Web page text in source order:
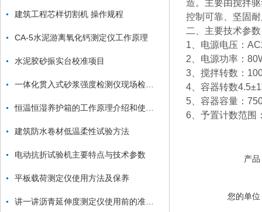
建筑工程芯样切割机 操作规程
CA-5水泥游离氧化钙测定仪工作原理
水泥胶砂振实台校准项目
建筑防水卷材低温柔性试验方法
电动抗折试验机主要特点与技术参数
平板载荷测定仪使用方法及保养
造。主要由搅拌
控制可靠、坚固
二、 主要技术参
1、电源电压：
2、电源功率：
3、搅拌转数：
4、容器转数
5、容器容量：
6、予置计数范围
产品
您的单位